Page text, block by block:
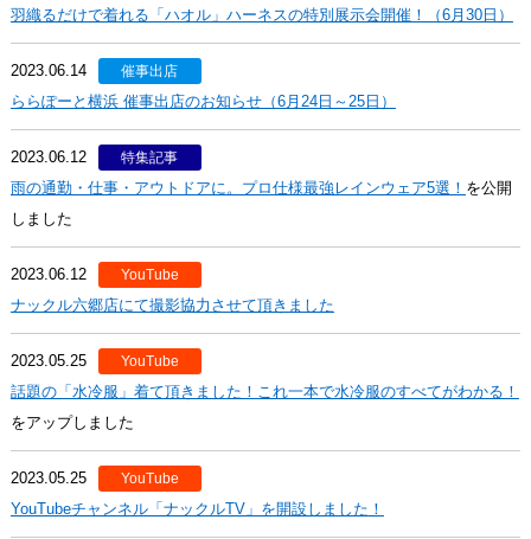
羽織るだけで着れる「ハオル」ハーネスの特別展示会開催！（6月30日）
2023.06.14 催事出店
ららぽーと横浜 催事出店のお知らせ（6月24日～25日）
2023.06.12 特集記事
雨の通勤・仕事・アウトドアに。プロ仕様最強レインウェア5選！ を公開
しました
2023.06.12 YouTube
ナックル六郷店にて撮影協力させて頂きました
2023.05.25 YouTube
話題の「水冷服」着て頂きました！これ一本で水冷服のすべてがわかる！
をアップしました
2023.05.25 YouTube
YouTubeチャンネル「ナックルTV」を開設しました！